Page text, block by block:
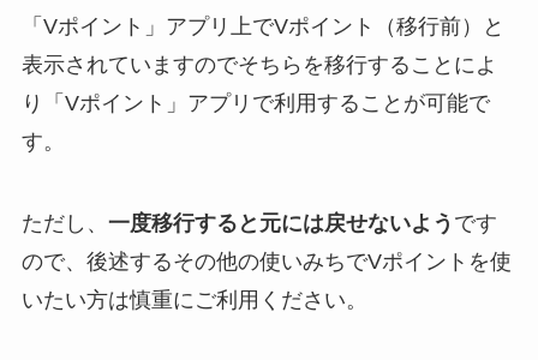
「Vポイント」アプリ上でVポイント（移行前）と
表示されていますのでそちらを移行することによ
り「Vポイント」アプリで利用することが可能で
す。
ただし、 一度移行すると元には戻せないよう です
ので、後述するその他の使いみちでVポイントを使
いたい方は慎重にご利用ください。